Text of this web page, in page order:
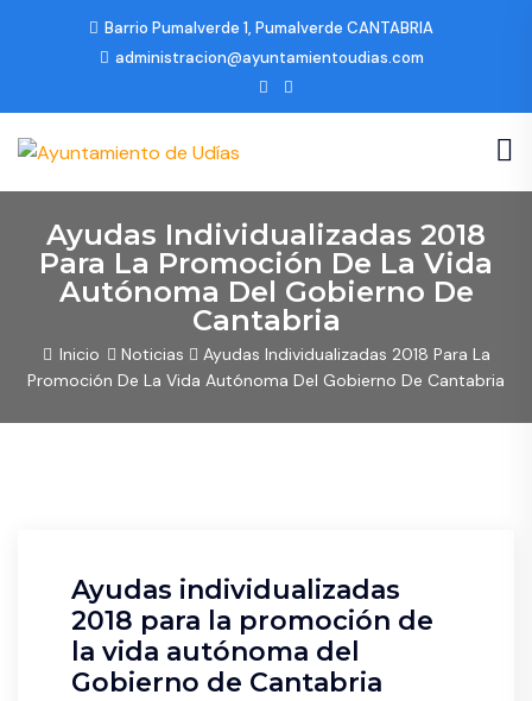
Barrio Pumalverde 1, Pumalverde CANTABRIA
administracion@ayuntamientoudias.com
Ayudas Individualizadas 2018
Para La Promoción De La Vida
Autónoma Del Gobierno De
Cantabria
Inicio Noticias
Ayudas Individualizadas 2018 Para La
Promoción De La Vida Autónoma Del Gobierno De Cantabria
Ayudas individualizadas
2018 para la promoción de
la vida autónoma del
Gobierno de Cantabria